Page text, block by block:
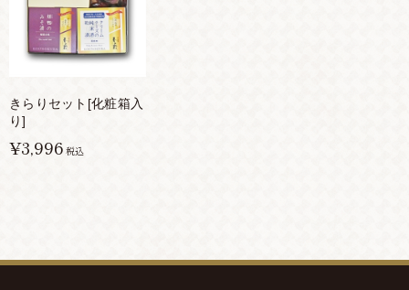
きらりセット[化粧箱入
り]
¥3,996 税込